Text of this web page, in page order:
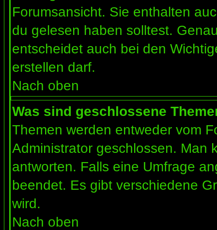
Forumsansicht. Sie enthalten
du gelesen haben solltest.
entscheidet auch bei den
erstellen darf.
Nach oben
Was sind geschlossene
Themen werden entweder vom
Administrator geschlossen. Man
antworten. Falls eine Umfrage
beendet. Es gibt verschiedene
wird.
Nach oben